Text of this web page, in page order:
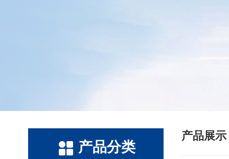
产品分类
产品展示